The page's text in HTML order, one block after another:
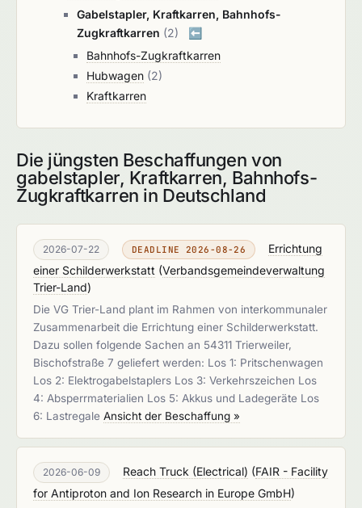
Gabelstapler, Kraftkarren, Bahnhofs-
Zugkraftkarren (2) ⬅️
Bahnhofs-Zugkraftkarren
Hubwagen (2)
Kraftkarren
Die jüngsten Beschaffungen von
gabelstapler, Kraftkarren, Bahnhofs-
Zugkraftkarren in Deutschland
2026-07-22 DEADLINE 2026-08-26
Errichtung
einer Schilderwerkstatt (Verbandsgemeindeverwaltung
Trier-Land)
Die VG Trier-Land plant im Rahmen von interkommunaler
Zusammenarbeit die Errichtung einer Schilderwerkstatt.
Dazu sollen folgende Sachen an 54311 Trierweiler,
Bischofstraße 7 geliefert werden: Los 1: Pritschenwagen
Los 2: Elektrogabelstaplers Los 3: Verkehrszeichen Los
4: Absperrmaterialien Los 5: Akkus und Ladegeräte Los
6: Lastregale Ansicht der Beschaffung »
2026-06-09 Reach Truck (Electrical) (FAIR - Facility
for Antiproton and Ion Research in Europe GmbH)